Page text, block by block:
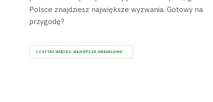
Polsce znajdziesz największe wyzwania. Gotowy na
przygodę?
CZYTAJ WIĘCEJ: NAJLEPSZE GRAVELOWE...